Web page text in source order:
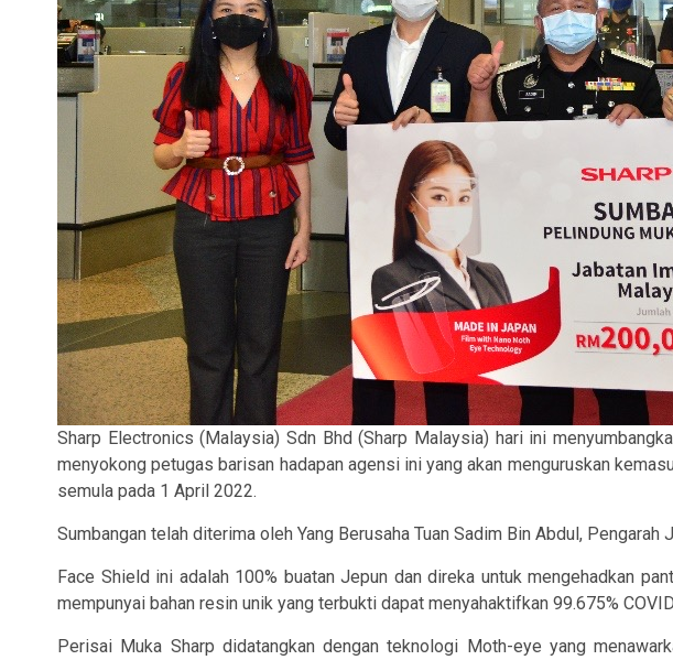
Sharp Electronics (Malaysia) Sdn Bhd (Sharp Malaysia) hari ini
menyokong petugas barisan hadapan agensi ini yang akan menguruskan
semula pada 1 April 2022.
Sumbangan telah diterima oleh Yang Berusaha Tuan Sadim Bin Abdul,
Face Shield ini adalah 100% buatan Jepun dan direka untuk mengehadkan
mempunyai bahan resin unik yang terbukti dapat menyahaktifkan 99.675%
Perisai Muka Sharp didatangkan dengan teknologi Moth-eye yang